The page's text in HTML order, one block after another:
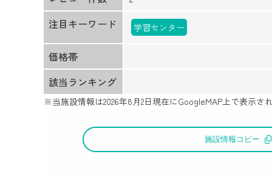
注目キーワード
学習センター
価格帯
該当ランキング
※当施設情報は2026年8月2日現在にGoogleMAP上で表示さ
施設情報コピー